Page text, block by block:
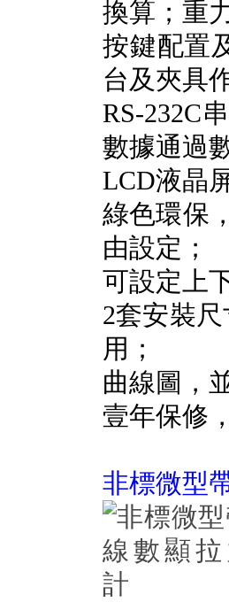
換算；
按鍵配置
台及夾具
RS-232C
數據通過
LCD液晶屏
綠色環保
由設定；
可設定上下
2套安裝尺
用；
曲線圖
壹年保修
非標微型